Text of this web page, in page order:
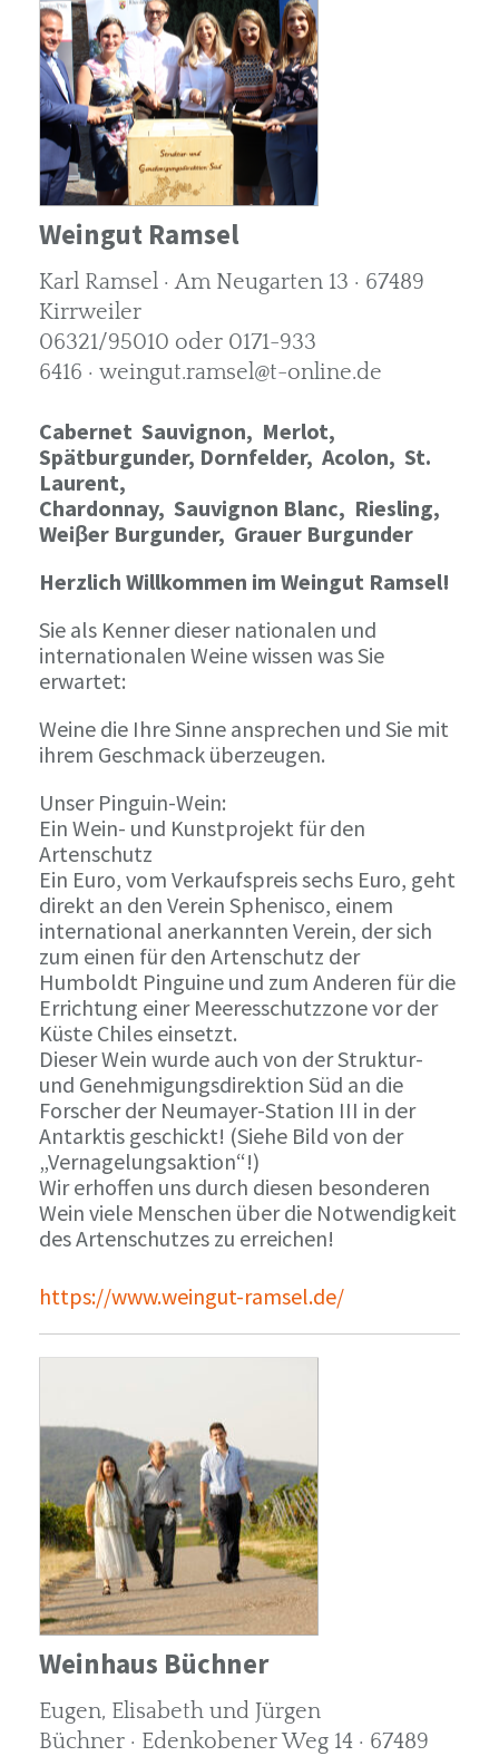
Weingut Ramsel
Karl Ramsel · Am Neugarten 13 · 67489
Kirrweiler
06321/95010 oder 0171-933
6416 · weingut.ramsel@t-online.de
Cabernet Sauvignon, Merlot,
Spätburgunder, Dornfelder, Acolon, St.
Laurent,
Chardonnay, Sauvignon Blanc, Riesling,
Weiβer Burgunder, Grauer Burgunder
Herzlich Willkommen im Weingut Ramsel!
Sie als Kenner dieser nationalen und
internationalen Weine wissen was Sie
erwartet:
Weine die Ihre Sinne ansprechen und Sie mit
ihrem Geschmack überzeugen.
Unser Pinguin-Wein:
Ein Wein- und Kunstprojekt für den
Artenschutz
Ein Euro, vom Verkaufspreis sechs Euro, geht
direkt an den Verein Sphenisco, einem
international anerkannten Verein, der sich
zum einen für den Artenschutz der
Humboldt Pinguine und zum Anderen für die
Errichtung einer Meeresschutzzone vor der
Küste Chiles einsetzt.
Dieser Wein wurde auch von der Struktur-
und Genehmigungsdirektion Süd an die
Forscher der Neumayer-Station III in der
Antarktis geschickt! (Siehe Bild von der
„Vernagelungsaktion“!)
Wir erhoffen uns durch diesen besonderen
Wein viele Menschen über die Notwendigkeit
des Artenschutzes zu erreichen!
https://www.weingut-ramsel.de/
Weinhaus Büchner
Eugen, Elisabeth und Jürgen
Büchner · Edenkobener Weg 14 · 67489